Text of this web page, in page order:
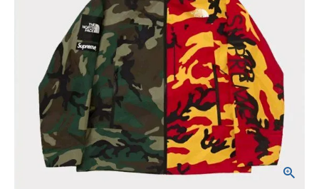
Supreme シュプ
リーム 2024SS
The North
Face Split
Taped Seam
Shell Jacket ノ
ースフェイススプ
リットジャケット
¥126,980
NEW ITEMS